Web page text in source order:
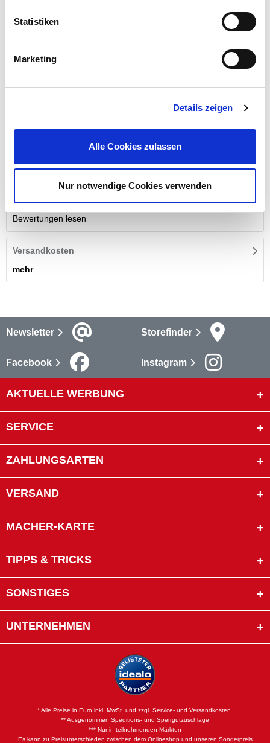
Statistiken
Marketing
Details zeigen
Alle Cookies zulassen
Nur notwendige Cookies verwenden
Mit diesen Bauschuttsäcken können Sie einfach und praktisch
Bewertungen
Bewertungen lesen
Versandkosten
mehr
Newsletter Storefinder
Facebook Instagram
AKTUELLE WERBUNG
SERVICE
ZAHLUNGSARTEN
VERSAND
MACHER-KARTE
TIPPS & TRICKS
SONSTIGES
UNTERNEHMEN
* Alle Preise in Euro inkl. MwSt. und zzgl. Service- und Versandkosten.
** Ausgenommen Speditions- und Sperrgutzuschläge
*** Nur in teilnehmenden Märkten
Es kann zu Preisunterschieden zwischen dem Onlineshop und unseren Sonderpreis